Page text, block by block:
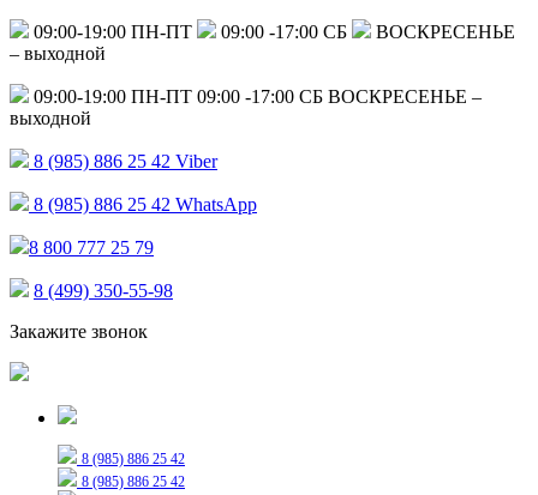
09:00-19:00 ПН-ПТ 09:00 -17:00 СБ
ВОСКРЕСЕНЬЕ
– выходной
09:00-19:00 ПН-ПТ 09:00 -17:00 СБ ВОСКРЕСЕНЬЕ –
выходной
8 (985) 886 25 42 Viber
8 (985) 886 25 42 WhatsApp
8 800 777 25 79
8 (499) 350-55-98
Закажите звонок
8 (985) 886 25 42
8 (985) 886 25 42